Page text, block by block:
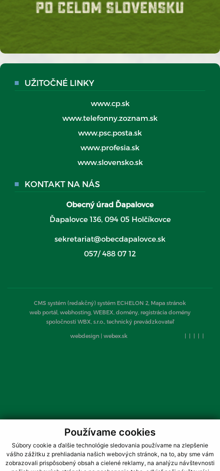
Používame cookies
Súbory cookie a ďalšie technológie sledovania používame na zlepšenie
vášho zážitku z prehliadania našich webových stránok, na to, aby sme vám
zobrazovali prispôsobený obsah a cielené reklamy, na analýzu návštevnosti
UŽITOČNÉ LINKY
www.cp.sk
www.telefonny.zoznam.sk
www.psc.posta.sk
www.profesia.sk
www.slovensko.sk
KONTAKT NA NÁS
Obecný úrad Ďapalovce
Ďapalovce 136, 094 05 Holčíkovce
sekretariat@obecdapalovce.sk
057/ 488 07 12
CMS systém (redakčný) systém ECHELON 2, Mapa stránok
web portál, webhosting, WEBEX, domény, registrácia domény
spoločnosti WBX, s.r.o., technický prevádzkovateľ
webdesign webex.sk